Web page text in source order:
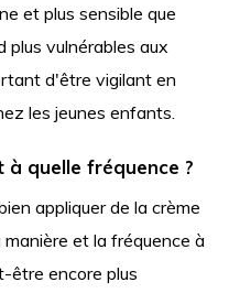
et plus sensible que
plus vulnérables aux
d'être vigilant en
les jeunes enfants.
à quelle fréquence ?
appliquer de la crème
et la fréquence à
être encore plus